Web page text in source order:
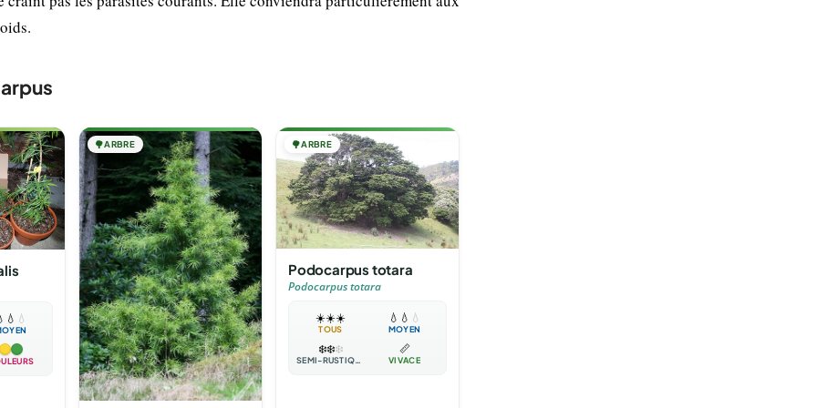
💧 💧
🌳ARBRE 🌳ARBRE
Podocarpus totara
Podocarpus totara
☀️☀️☀️
TOUS
💧 💧 💧
MOYEN
❄️❄️❄️
SEMI-RUSTIQUE
📏
VIVACE